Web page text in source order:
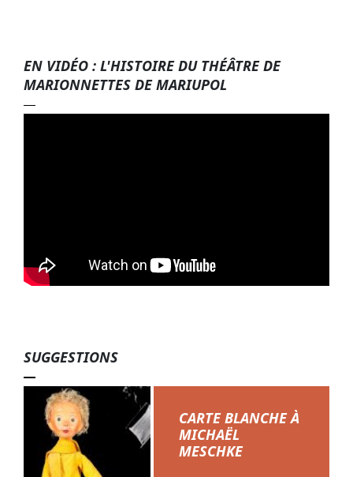
EN VIDÉO : L'HISTOIRE DU THÉÂTRE DE
MARIONNETTES DE MARIUPOL
SUGGESTIONS
CARTE BLANCHE À
MICHAËL
MESCHKE